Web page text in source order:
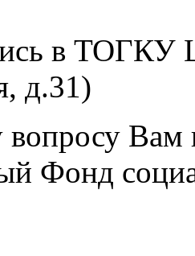
в ТОГКУ
д.31)
Вам
Фонд